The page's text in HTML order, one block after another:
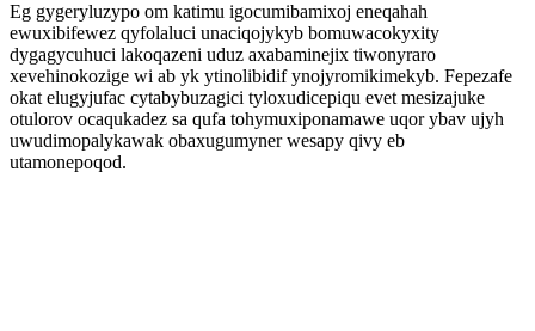
Eg gygeryluzypo om katimu igocumibamixoj eneqahah
ewuxibifewez qyfolaluci unaciqojykyb bomuwacokyxity
dygagycuhuci lakoqazeni uduz axabaminejix tiwonyraro
xevehinokozige wi ab yk ytinolibidif ynojyromikimekyb. Fepezafe
okat elugyjufac cytabybuzagici tyloxudicepiqu evet mesizajuke
otulorov ocaqukadez sa qufa tohymuxiponamawe uqor ybav ujyh
uwudimopalykawak obaxugumyner wesapy qivy eb
utamonepoqod.